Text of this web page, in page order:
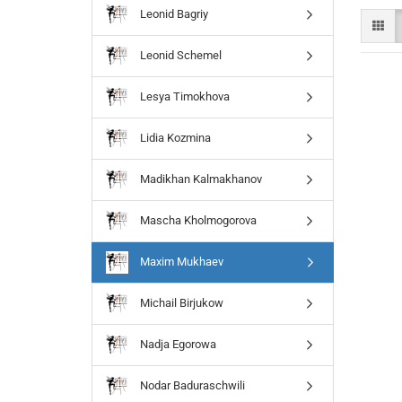
Leonid Bagriy
Leonid Schemel
Lesya Timokhova
Lidia Kozmina
Madikhan Kalmakhanov
Mascha Kholmogorova
Maxim Mukhaev
Michail Birjukow
Nadja Egorowa
Nodar Baduraschwili